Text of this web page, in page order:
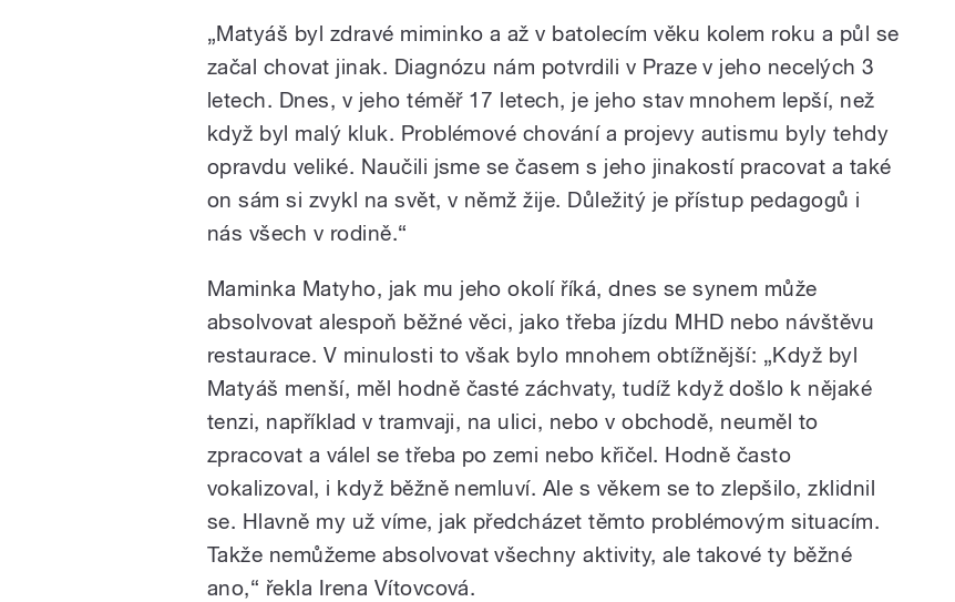
„Matyáš byl zdravé miminko a až v batolecím věku kolem roku a půl se
začal chovat jinak. Diagnózu nám potvrdili v Praze v jeho necelých 3
letech. Dnes, v jeho téměř 17 letech, je jeho stav mnohem lepší, než
když byl malý kluk. Problémové chování a projevy autismu byly tehdy
opravdu veliké. Naučili jsme se časem s jeho jinakostí pracovat a také
on sám si zvykl na svět, v němž žije. Důležitý je přístup pedagogů i
nás všech v rodině.“
Maminka Matyho, jak mu jeho okolí říká, dnes se synem může
absolvovat alespoň běžné věci, jako třeba jízdu MHD nebo návštěvu
restaurace. V minulosti to však bylo mnohem obtížnější: „Když byl
Matyáš menší, měl hodně časté záchvaty, tudíž když došlo k nějaké
tenzi, například v tramvaji, na ulici, nebo v obchodě, neuměl to
zpracovat a válel se třeba po zemi nebo křičel. Hodně často
vokalizoval, i když běžně nemluví. Ale s věkem se to zlepšilo, zklidnil
se. Hlavně my už víme, jak předcházet těmto problémovým situacím.
Takže nemůžeme absolvovat všechny aktivity, ale takové ty běžné
ano,“ řekla Irena Vítovcová.